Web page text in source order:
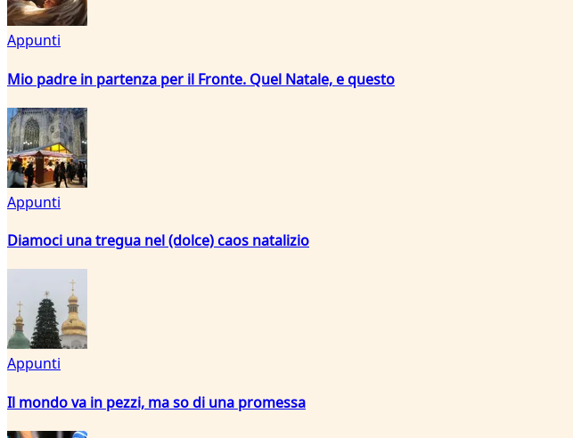
Appunti
Mio padre in partenza per il Fronte. Quel Natale, e questo
Appunti
Diamoci una tregua nel (dolce) caos natalizio
Appunti
Il mondo va in pezzi, ma so di una promessa